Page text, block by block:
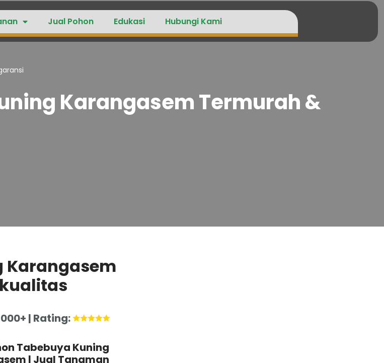
Jual Pohon Edukasi Hubungi Kami
Karangasem Termurah &
Karangasem
| Rating:
Tabebuya Kuning
| Jual Tanaman